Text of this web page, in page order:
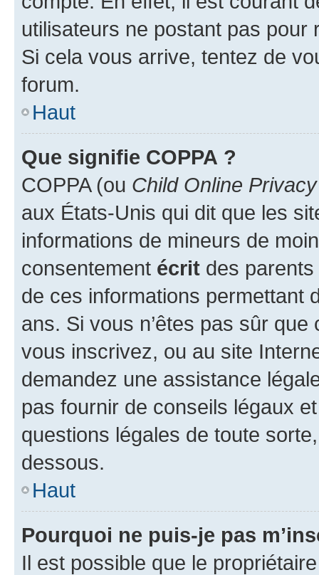
utilisateurs ne postant pas pour
Si cela vous arrive, tentez de
forum.
Haut
Que signifie COPPA ?
COPPA (ou Child Online
aux États-Unis qui dit que les
informations de mineurs de
consentement écrit des parents
de ces informations permettant
ans. Si vous n’êtes pas sûr
vous inscrivez, ou au site
demandez une assistance
pas fournir de conseils légaux
questions légales de toute
dessous.
Haut
Pourquoi ne puis-je pas
Il est possible que le